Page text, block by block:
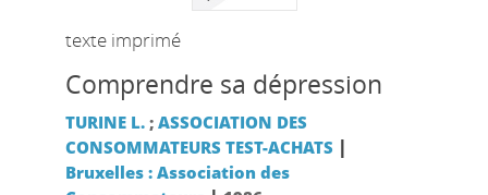
texte imprimé
Comprendre sa dépression
TURINE L.; ASSOCIATION DES
CONSOMMATEURS TEST-ACHATS |
Bruxelles : Association des